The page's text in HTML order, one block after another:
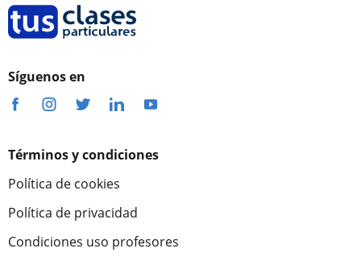
Síguenos en
Términos y condiciones
Política de cookies
Política de privacidad
Condiciones uso profesores